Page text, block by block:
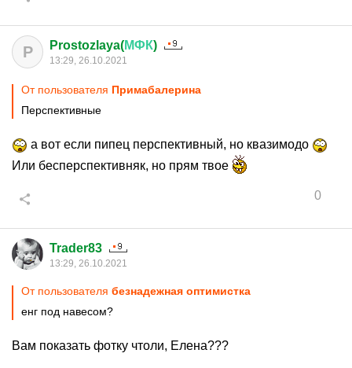
P Prostozlaya(МФК)
13:29, 26.10.2021
От пользователя Примaбaлерина
Перспективные
а вот если пипец перспективный, но квазимодо
Или бесперспективняк, но прям твое
0
Trader83
13:29, 26.10.2021
От пользователя безнадежная оптимистка
енг под навесом?
Вам показать фотку чтоли, Елена???